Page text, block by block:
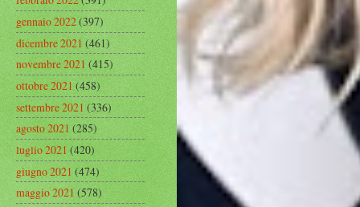
gennaio 2022(397)
dicembre 2021(461)
novembre 2021(415)
ottobre 2021(458)
settembre 2021(336)
agosto 2021(285)
luglio 2021(420)
giugno 2021(474)
maggio 2021(578)